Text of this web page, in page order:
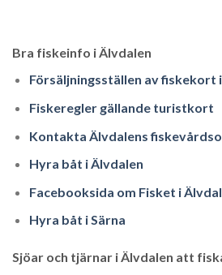
Bra fiskeinfo i Älvdalen
Försäljningsställen av fiskekort
Fiskeregler gällande turistkort
Kontakta Älvdalens
Hyra båt i Älvdalen
Facebooksida om Fisket i
Hyra båt i Särna
Sjöar och tjärnar i Älvdalen att